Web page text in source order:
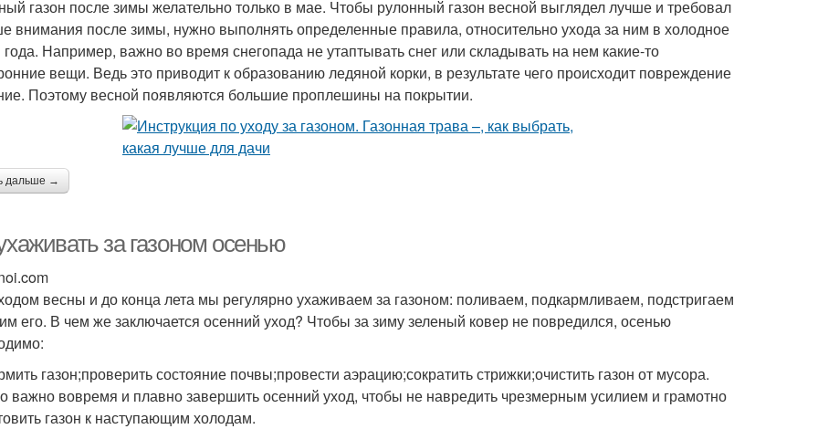
газон после зимы желательно только в мае. Чтобы рулонный газон весной выглядел лучше и требовал
внимания после зимы, нужно выполнять определенные правила, относительно ухода за ним в холодное
Например, важно во время снегопада не утаптывать снег или складывать на нем какие-то
вещи. Ведь это приводит к образованию ледяной корки, в результате чего происходит повреждение
Поэтому весной появляются большие проплешины на покрытии.
дальше →
за газоном осенью
весны и до конца лета мы регулярно ухаживаем за газоном: поливаем, подкармливаем, подстригаем
его. В чем же заключается осенний уход? Чтобы за зиму зеленый ковер не повредился, осенью
газон;проверить состояние почвы;провести аэрацию;сократить стрижки;очистить газон от мусора.
важно вовремя и плавно завершить осенний уход, чтобы не навредить чрезмерным усилием и грамотно
газон к наступающим холодам.